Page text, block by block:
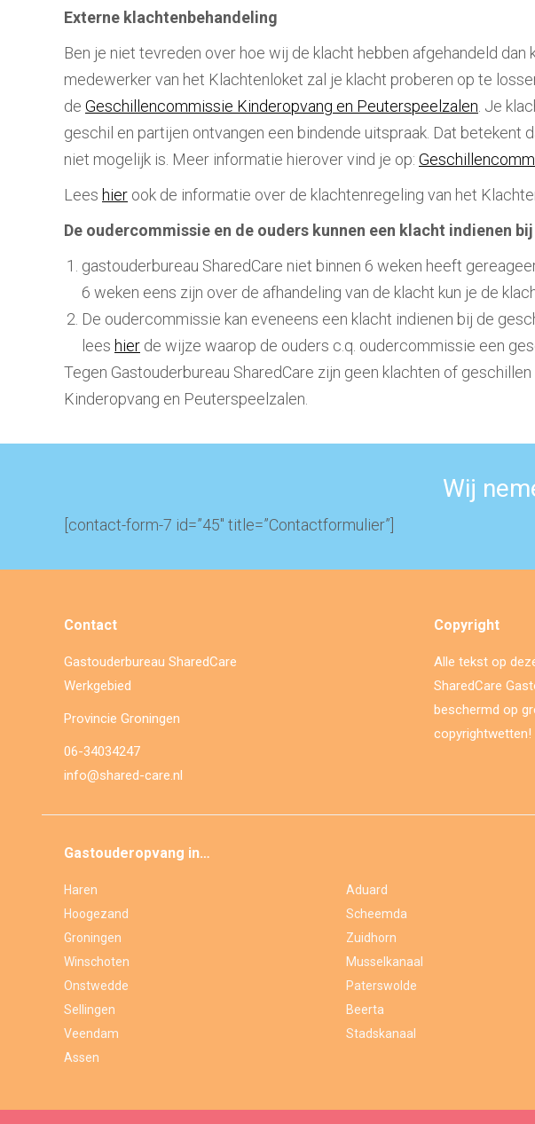
Externe klachtenbehandeling
Ben je niet tevreden over hoe wij de klacht hebben afgehandeld dan
medewerker van het Klachtenloket zal je klacht proberen op te
de Geschillencommissie Kinderopvang en Peuterspeelzalen . Je
geschil en partijen ontvangen een bindende uitspraak. Dat
niet mogelijk is. Meer informatie hierover vind je op:
Lees hier ook de informatie over de klachtenregeling van het
De oudercommissie en de ouders kunnen een klacht indienen
gastouderbureau SharedCare niet binnen 6 weken heeft
6 weken eens zijn over de afhandeling van de klacht kun je de
De oudercommissie kan eveneens een klacht indienen bij de
lees hier de wijze waarop de ouders c.q. oudercommissie een
Tegen Gastouderbureau SharedCare zijn geen klachten of
Kinderopvang en Peuterspeelzalen.
Wij
[contact-form-7 id=”45″ title=”Contactformulier”]
Contact
Gastouderbureau SharedCare
Werkgebied
Provincie Groningen
06-34034247
info@shared-care.nl
Copyright
Alle tekst op
SharedCare
beschermd op
copyrightwetten!
Gastouderopvang in…
Haren
Hoogezand
Groningen
Winschoten
Onstwedde
Sellingen
Veendam
Assen
Aduard
Scheemda
Zuidhorn
Musselkanaal
Paterswolde
Beerta
Stadskanaal